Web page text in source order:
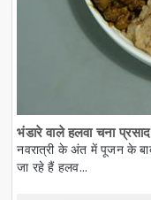
भंडारे वाले हलवा चना
नवरात्री के अंत में पूजन के
जा रहे हैं हलव...